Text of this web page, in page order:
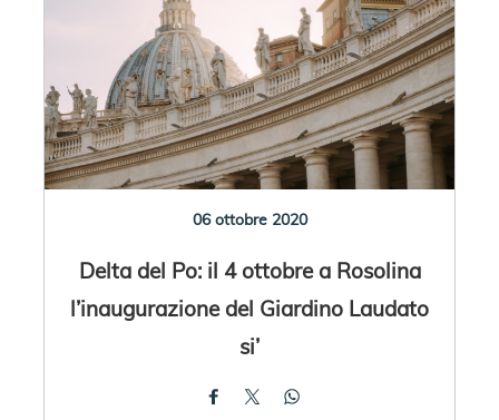
06 ottobre 2020
Delta del Po: il 4 ottobre a Rosolina
l’inaugurazione del Giardino Laudato
si’